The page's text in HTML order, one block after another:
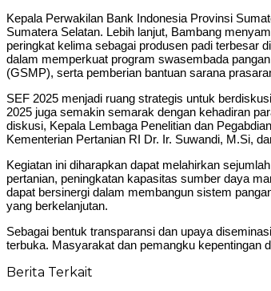
Kepala Perwakilan Bank Indonesia Provinsi
Sumatera Selatan. Lebih lanjut, Bambang
peringkat kelima sebagai produsen padi terbesar
dalam memperkuat program swasembada
(GSMP), serta pemberian bantuan sarana
SEF 2025 menjadi ruang strategis untuk
2025 juga semakin semarak dengan kehadiran
diskusi, Kepala Lembaga Penelitian dan
Kementerian Pertanian RI Dr. Ir. Suwandi, M.Si,
Kegiatan ini diharapkan dapat melahirkan
pertanian, peningkatan kapasitas sumber daya
dapat bersinergi dalam membangun sistem
yang berkelanjutan.
Sebagai bentuk transparansi dan upaya
terbuka. Masyarakat dan pemangku kepentingan
Berita Terkait